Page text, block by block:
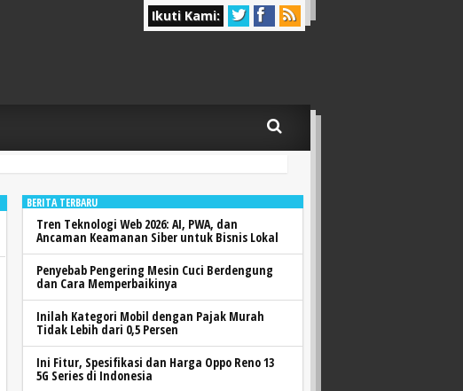
Ikuti Kami:
BERITA TERBARU
Tren Teknologi Web 2026: AI, PWA, dan
Ancaman Keamanan Siber untuk Bisnis Lokal
Penyebab Pengering Mesin Cuci Berdengung
dan Cara Memperbaikinya
Inilah Kategori Mobil dengan Pajak Murah
Tidak Lebih dari 0,5 Persen
Ini Fitur, Spesifikasi dan Harga Oppo Reno 13
5G Series di Indonesia